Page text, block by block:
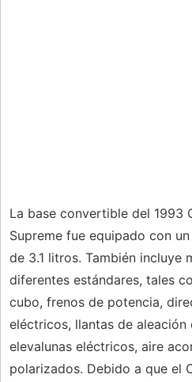
La base convertible del 1993
Supreme fue equipado con
de 3.1 litros. También incluye
diferentes estándares, tales
cubo, frenos de potencia,
eléctricos, llantas de aleación
elevalunas eléctricos, aire
polarizados. Debido a que el